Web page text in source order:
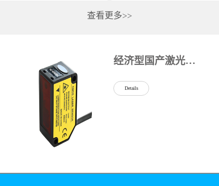
查看更多>>
经济型国产激光位移传感器HC-Q系列可替代Panasonic松下HG-C系列
Details